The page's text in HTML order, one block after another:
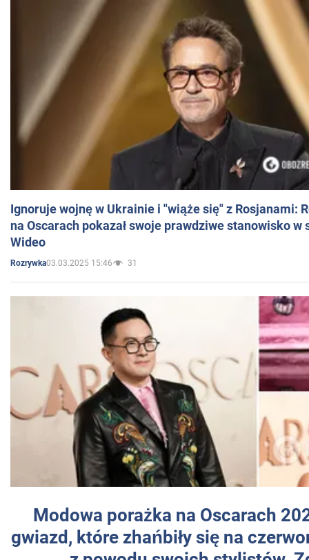
Ignoruje wojnę w Ukrainie i "wiąże się" z Rosjanami:
na Oscarach pokazał swoje prawdziwe stanowisko w
Wideo
Rozrywka03.03.2025 15:46 31
Modowa porażka na Oscarach
gwiazd, które zhańbiły się na